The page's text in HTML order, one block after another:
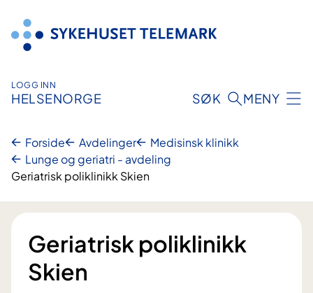
innhold
LOGG INN
HELSENORGE SØK MENY
Forside Avdelinger
Medisinsk klinikk
Lunge og geriatri - avdeling
Geriatrisk poliklinikk Skien
Geriatrisk poliklinikk
Skien